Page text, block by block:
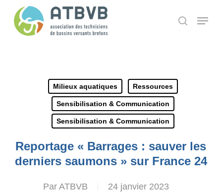
search
Menu
Milieux aquatiques Ressources
Sensibilisation & Communication
Sensibilisation & Communication
Reportage « Barrages : sauver les
derniers saumons » sur France 24
Par ATBVB 24 janvier 2023
Panneau de gestion des cookies